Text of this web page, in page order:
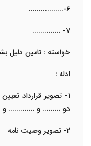
۶-.................
۷- ..............
خواسته : تامین دلیل
ادله :
۱- تصویر قرارداد
دو ......... و .............
۲- تصویر وصیت نامه